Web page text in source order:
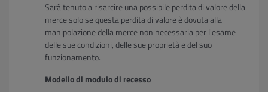
Sarà tenuto a risarcire una possibile perdita di valore della
merce solo se questa perdita di valore è dovuta alla
manipolazione della merce non necessaria per l'esame
delle sue condizioni, delle sue proprietà e del suo
funzionamento.
Modello di modulo di recesso